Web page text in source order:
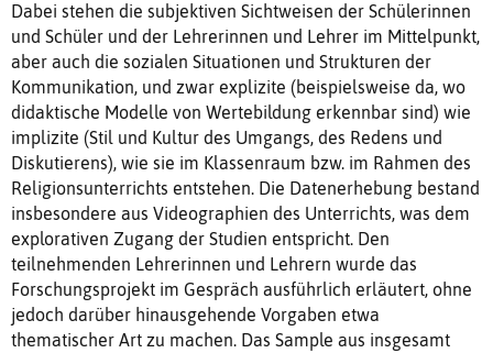
Dabei stehen die subjektiven Sichtweisen der Schülerinnen
und Schüler und der Lehrerinnen und Lehrer im Mittelpunkt,
aber auch die sozialen Situationen und Strukturen der
Kommunikation, und zwar explizite (beispielsweise da, wo
didaktische Modelle von Wertebildung erkennbar sind) wie
implizite (Stil und Kultur des Umgangs, des Redens und
Diskutierens), wie sie im Klassenraum bzw. im Rahmen des
Religionsunterrichts entstehen. Die Datenerhebung bestand
insbesondere aus Videographien des Unterrichts, was dem
explorativen Zugang der Studien entspricht. Den
teilnehmenden Lehrerinnen und Lehrern wurde das
Forschungsprojekt im Gespräch ausführlich erläutert, ohne
jedoch darüber hinausgehende Vorgaben etwa
thematischer Art zu machen. Das Sample aus insgesamt